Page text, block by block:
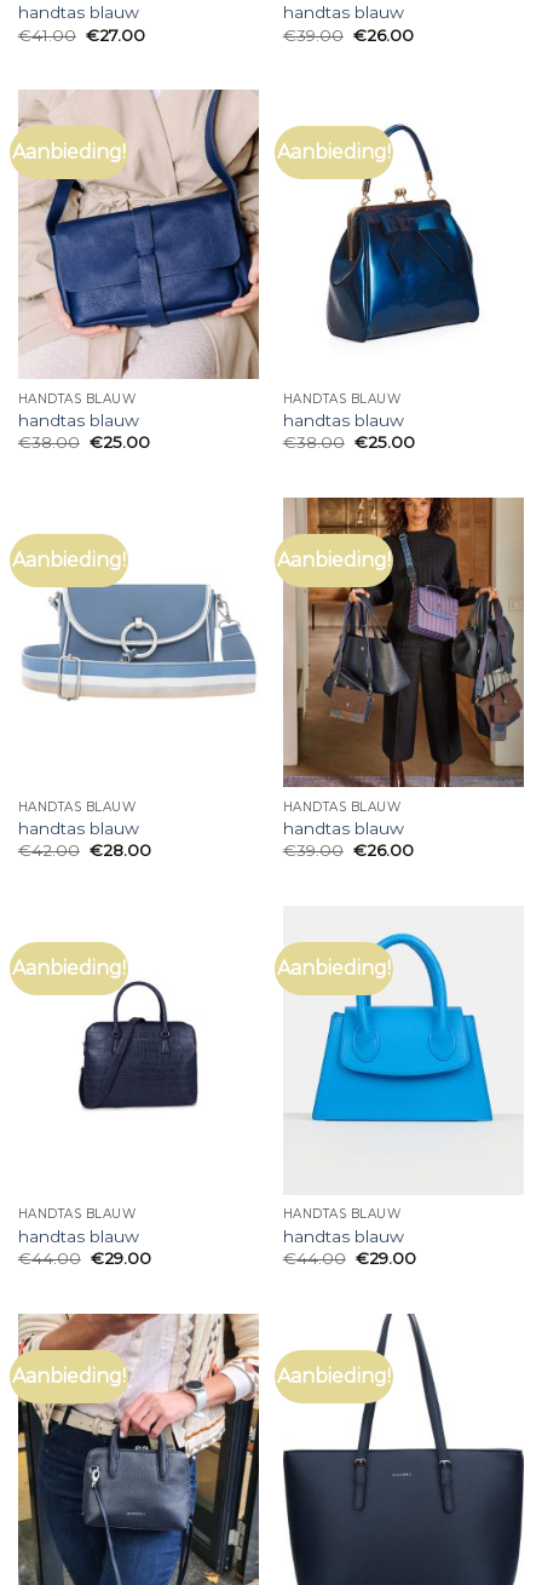
handtas blauw
€41.00 €27.00
handtas blauw
€39.00 €26.00
Aanbieding!
HANDTAS BLAUW
handtas blauw
€38.00 €25.00
Aanbieding!
HANDTAS BLAUW
handtas blauw
€38.00 €25.00
Aanbieding!
HANDTAS BLAUW
handtas blauw
€42.00 €28.00
Aanbieding!
HANDTAS BLAUW
handtas blauw
€39.00 €26.00
Aanbieding!
HANDTAS BLAUW
handtas blauw
€44.00 €29.00
Aanbieding!
HANDTAS BLAUW
handtas blauw
€44.00 €29.00
Aanbieding! Aanbieding!